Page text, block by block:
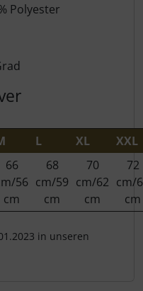
Polyester
L XL XXL
66
56
cm
68
cm/59
cm
70
cm/62
cm
72
cm/
cm
in unseren